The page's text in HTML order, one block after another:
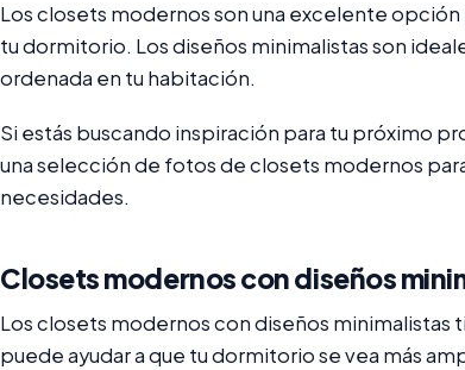
Los closets modernos son una excelente
tu dormitorio. Los diseños minimalistas son
ordenada en tu habitación.
Si estás buscando inspiración para tu próximo
una selección de fotos de closets modernos
necesidades.
Closets modernos con diseños
Los closets modernos con diseños minimalistas
puede ayudar a que tu dormitorio se vea más